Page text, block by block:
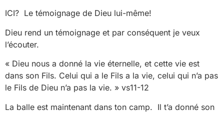
ICI? Le témoignage de Dieu lui-même!
Dieu rend un témoignage et par conséquent je veux
l’écouter.
« Dieu nous a donné la vie éternelle, et cette vie est
dans son Fils. Celui qui a le Fils a la vie, celui qui n’a pas
le Fils de Dieu n’a pas la vie. » vs11-12
La balle est maintenant dans ton camp. Il t’a donné son